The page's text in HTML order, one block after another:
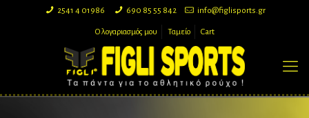
2541 4 01986 690 85 55 842 info@figlisports.gr
Ο λογαριασμός μου Ταμείο Cart